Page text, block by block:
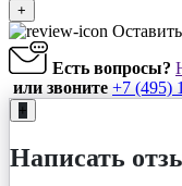
+
Есть вопросы?
или звоните +7 (495)
+
Написать